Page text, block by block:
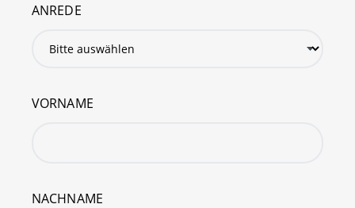
ANREDE
VORNAME
NACHNAME